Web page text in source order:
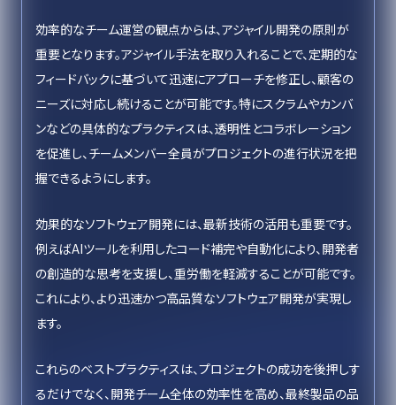
効率的なチーム運営の観点からは、アジャイル開発の原則が
重要となります。アジャイル手法を取り入れることで、定期的な
フィードバックに基づいて迅速にアプローチを修正し、顧客の
ニーズに対応し続けることが可能です。特にスクラムやカンバ
ンなどの具体的なプラクティスは、透明性とコラボレーション
を促進し、チームメンバー全員がプロジェクトの進行状況を把
握できるようにします。
効果的なソフトウェア開発には、最新技術の活用も重要です。
例えばAIツールを利用したコード補完や自動化により、開発者
の創造的な思考を支援し、重労働を軽減することが可能です。
これにより、より迅速かつ高品質なソフトウェア開発が実現し
ます。
これらのベストプラクティスは、プロジェクトの成功を後押しす
るだけでなく、開発チーム全体の効率性を高め、最終製品の品